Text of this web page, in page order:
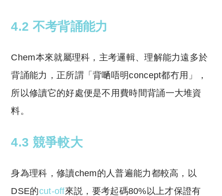
4.2 不考背誦能力
Chem本來就屬理科，主考邏輯、理解能力遠多於
背誦能力，正所謂「背嗮唔明concept都冇用」，
所以修讀它的好處便是不用費時間背誦一大堆資
料。
4.3 競爭較大
身為理科，修讀chem的人普遍能力都較高，以
DSE的cut-off來説，要考起碼80%以上才保證有